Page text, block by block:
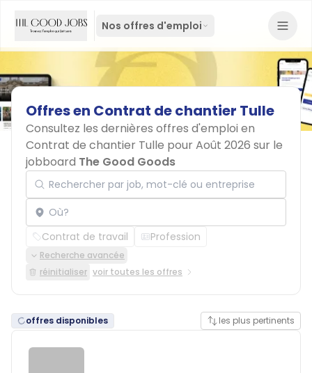
Nos offres d'emploi
Offresen Contrat dechantier Tulle
Consultez les dernières offres d'emploi en
Contrat de chantier Tulle pour Août 2026 sur le
jobboard The Good Goods
Rechercher par job, mot-clé ou entreprise
Localisation
Contrat de travail Profession
Recherche avancée
réinitialiser voir toutes les offres
offres disponibles les plus pertinents